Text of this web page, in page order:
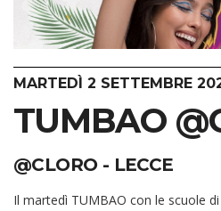
MARTEDÌ 2 SETTEMBRE
TUMBAO
@CLORO - LECCE
Il martedì TUMBAO con le scuole